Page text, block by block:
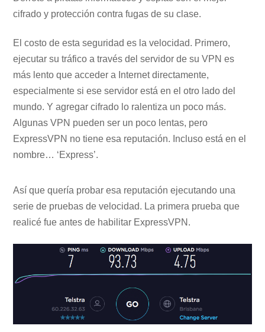
cifrado y protección contra fugas de su clase.
El costo de esta seguridad es la velocidad. Primero,
ejecutar su tráfico a través del servidor de su VPN es
más lento que acceder a Internet directamente,
especialmente si ese servidor está en el otro lado del
mundo. Y agregar cifrado lo ralentiza un poco más.
Algunas VPN pueden ser un poco lentas, pero
ExpressVPN no tiene esa reputación. Incluso está en el
nombre… ‘Express’.
Así que quería probar esa reputación ejecutando una
serie de pruebas de velocidad. La primera prueba que
realicé fue antes de habilitar ExpressVPN.